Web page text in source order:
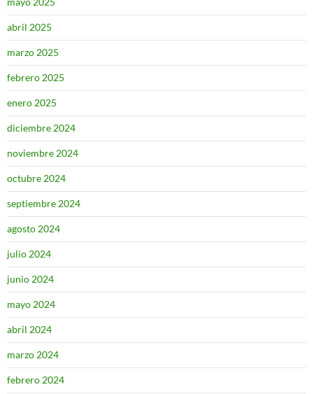
abril 2025
marzo 2025
febrero 2025
enero 2025
diciembre 2024
noviembre 2024
octubre 2024
septiembre 2024
agosto 2024
julio 2024
junio 2024
mayo 2024
abril 2024
marzo 2024
febrero 2024